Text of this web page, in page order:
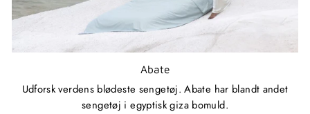
Abate
Udforsk verdens blødeste sengetøj. Abate har blandt andet
sengetøj i egyptisk giza bomuld.